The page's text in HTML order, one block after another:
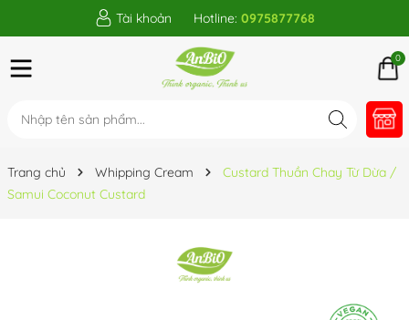
Tài khoản Hotline: 0975877768
0
Trang chủ Whipping Cream
Custard Thuần Chay Từ Dừa /
Samui Coconut Custard